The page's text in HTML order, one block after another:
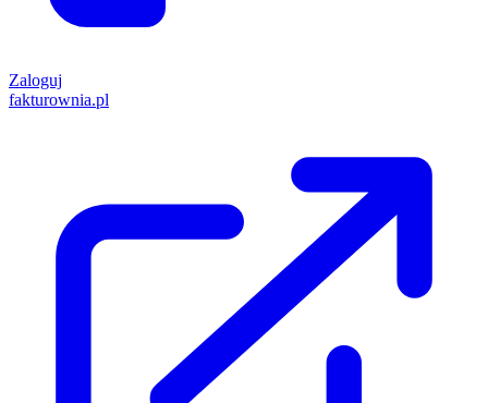
Zaloguj
fakturownia.pl